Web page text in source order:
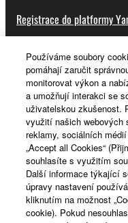
Registrace do platformy
O Yamaze
Česká republika a
Business
Používáme soubory
pomáhají zaručit
monitorovat výkon a
a umožňují interakci se
uživatelskou zkušenost.
využití našich webových
reklamy, sociálních
„Accept all Cookies“
souhlasíte s využitím
Další informace týkající
úpravy nastavení
kliknutím na možnost
cookie). Pokud